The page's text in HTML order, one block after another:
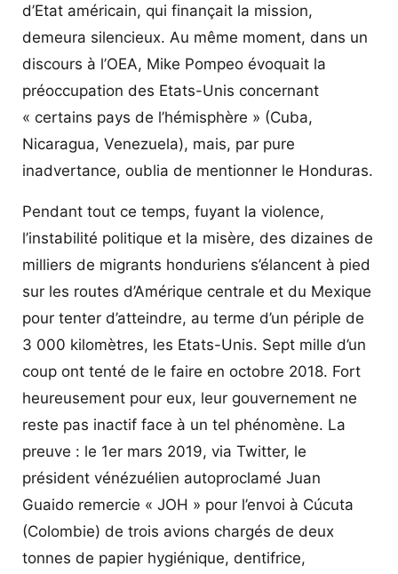
d’Etat américain, qui finançait la mission,
demeura silencieux. Au même moment, dans un
discours à l’OEA, Mike Pompeo évoquait la
préoccupation des Etats-Unis concernant
« certains pays de l’hémisphère » (Cuba,
Nicaragua, Venezuela), mais, par pure
inadvertance, oublia de mentionner le Honduras.
Pendant tout ce temps, fuyant la violence,
l’instabilité politique et la misère, des dizaines de
milliers de migrants honduriens s’élancent à pied
sur les routes d’Amérique centrale et du Mexique
pour tenter d’atteindre, au terme d’un périple de
3 000 kilomètres, les Etats-Unis. Sept mille d’un
coup ont tenté de le faire en octobre 2018. Fort
heureusement pour eux, leur gouvernement ne
reste pas inactif face à un tel phénomène. La
preuve : le 1er mars 2019, via Twitter, le
président vénézuélien autoproclamé Juan
Guaido remercie « JOH » pour l’envoi à Cúcuta
(Colombie) de trois avions chargés de deux
tonnes de papier hygiénique, dentifrice,